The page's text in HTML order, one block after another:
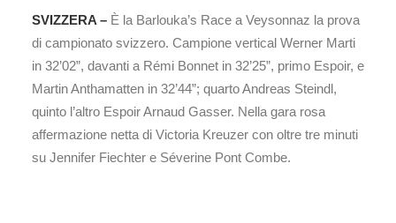
SVIZZERA – È la Barlouka’s Race a Veysonnaz la prova
di campionato svizzero. Campione vertical Werner Marti
in 32’02”, davanti a Rémi Bonnet in 32’25”, primo Espoir, e
Martin Anthamatten in 32’44”; quarto Andreas Steindl,
quinto l’altro Espoir Arnaud Gasser. Nella gara rosa
affermazione netta di Victoria Kreuzer con oltre tre minuti
su Jennifer Fiechter e Séverine Pont Combe.